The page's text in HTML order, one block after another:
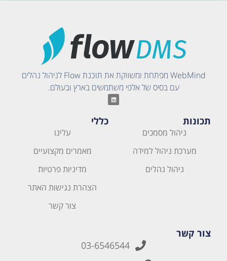
WebMind מפתחת ומשווקת את תוכנת Flow לניהול נהלים
עם בסיס של אלפי משתמשים בארץ ובעולם.
תכונות
ניהול מסמכים
מערכת ניהול למידה
ניהול נהלים
כללי
עלינו
מאמרים מקצועיים
מדיניות פרטיות
הצהרת נגישות האתר
צור קשר
צור קשר
03-6546544